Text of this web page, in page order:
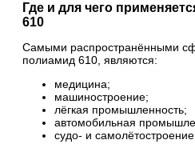
Где и для чего
610
Самыми распространёнными
полиамид 610, являются:
медицина;
машиностроение;
лёгкая промышленность;
автомобильная
судо- и самолётостроение